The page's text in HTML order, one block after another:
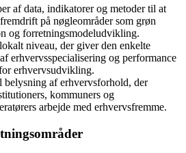
af data, indikatorer og metoder til at
på nøgleområder som grøn
og forretningsmodeludvikling.
niveau, der giver den enkelte
erhvervsspecialisering og performance
erhvervsudvikling.
belysning af erhvervsforhold, der
kommuners og
arbejde med erhvervsfremme.